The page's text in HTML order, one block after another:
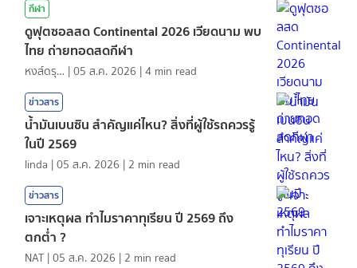
กีฬา
ดูฟุตซอลสด Continental 2026 เวียดนาม พบ
ไทย ถ่ายทอดสดกีฬา
หงส์ดรุณ |05 ส.ค. 2026 |4 min read
ข่าวสาร
น้ำมันเบนซิน สำคัญแค่ไหน? สิ่งที่ผู้ใช้รถควรรู้
ในปี 2569
linda |05 ส.ค. 2026 | 2 min read
ข่าวสาร
เจาะเหตุผล ทำไมราคาทุเรียน ปี 2569 ถึง
ตกต่ำ ?
NAT |05 ส.ค. 2026 | 2 min read